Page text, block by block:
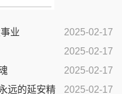
2025-02-17
业
2025-02-17
2025-02-17
2025-02-17
远的延安精